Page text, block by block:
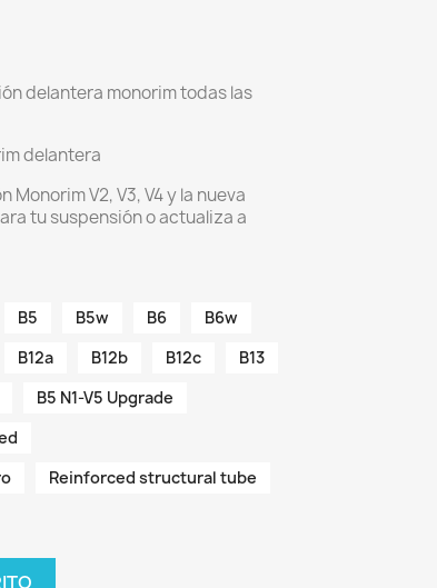
delantera monorim todas las
delantera
V2, V3, V4 y la nueva
tu suspensión o actualiza a
B5 B5w B6
B6w
B12a B12b B12c
B13
B5 N1-V5 Upgrade
Reinforced structural tube